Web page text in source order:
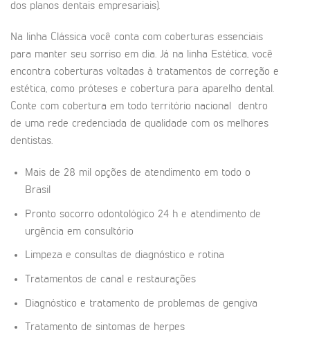
dos planos dentais empresariais).
Na linha Clássica você conta com coberturas essenciais
para manter seu sorriso em dia. Já na linha Estética, você
encontra coberturas voltadas à tratamentos de correção e
estética, como próteses e cobertura para aparelho dental.
Conte com cobertura em todo território nacional dentro
de uma rede credenciada de qualidade com os melhores
dentistas.
Mais de 28 mil opções de atendimento em todo o
Brasil
Pronto socorro odontológico 24 h e atendimento de
urgência em consultório
Limpeza e consultas de diagnóstico e rotina
Tratamentos de canal e restaurações
Diagnóstico e tratamento de problemas de gengiva
Tratamento de sintomas de herpes